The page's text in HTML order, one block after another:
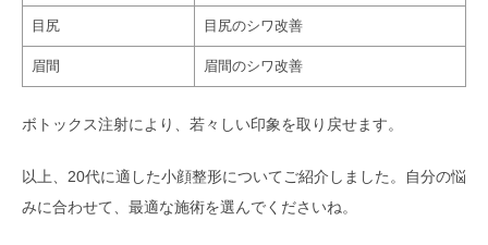
目尻 目尻のシワ改善
眉間 眉間のシワ改善
ボトックス注射により、若々しい印象を取り戻せます。
以上、20代に適した小顔整形についてご紹介しました。自分の悩
みに合わせて、最適な施術を選んでくださいね。